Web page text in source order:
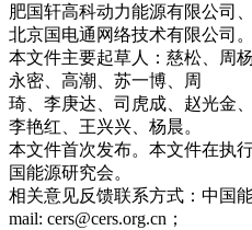
肥国轩高科动力能源有限公司
北京国电通网络技术有限公司。
本文件主要起草人：慈松、周
永密、高潮、苏一博、周
琦、李庚达、司虎成、赵光金
李艳红、王兴兴、杨晨。
本文件首次发布。本文件在执
国能源研究会。
相关意见反馈联系方式：中国
mail: cers@cers.org.cn；